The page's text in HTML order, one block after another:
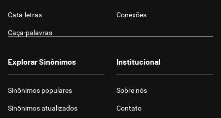
Cata-letras Conexões
Caça-palavras
Explorar Sinônimos
Sinônimos populares
Sinônimos atualizados
Institucional
Sobre nós
Contato